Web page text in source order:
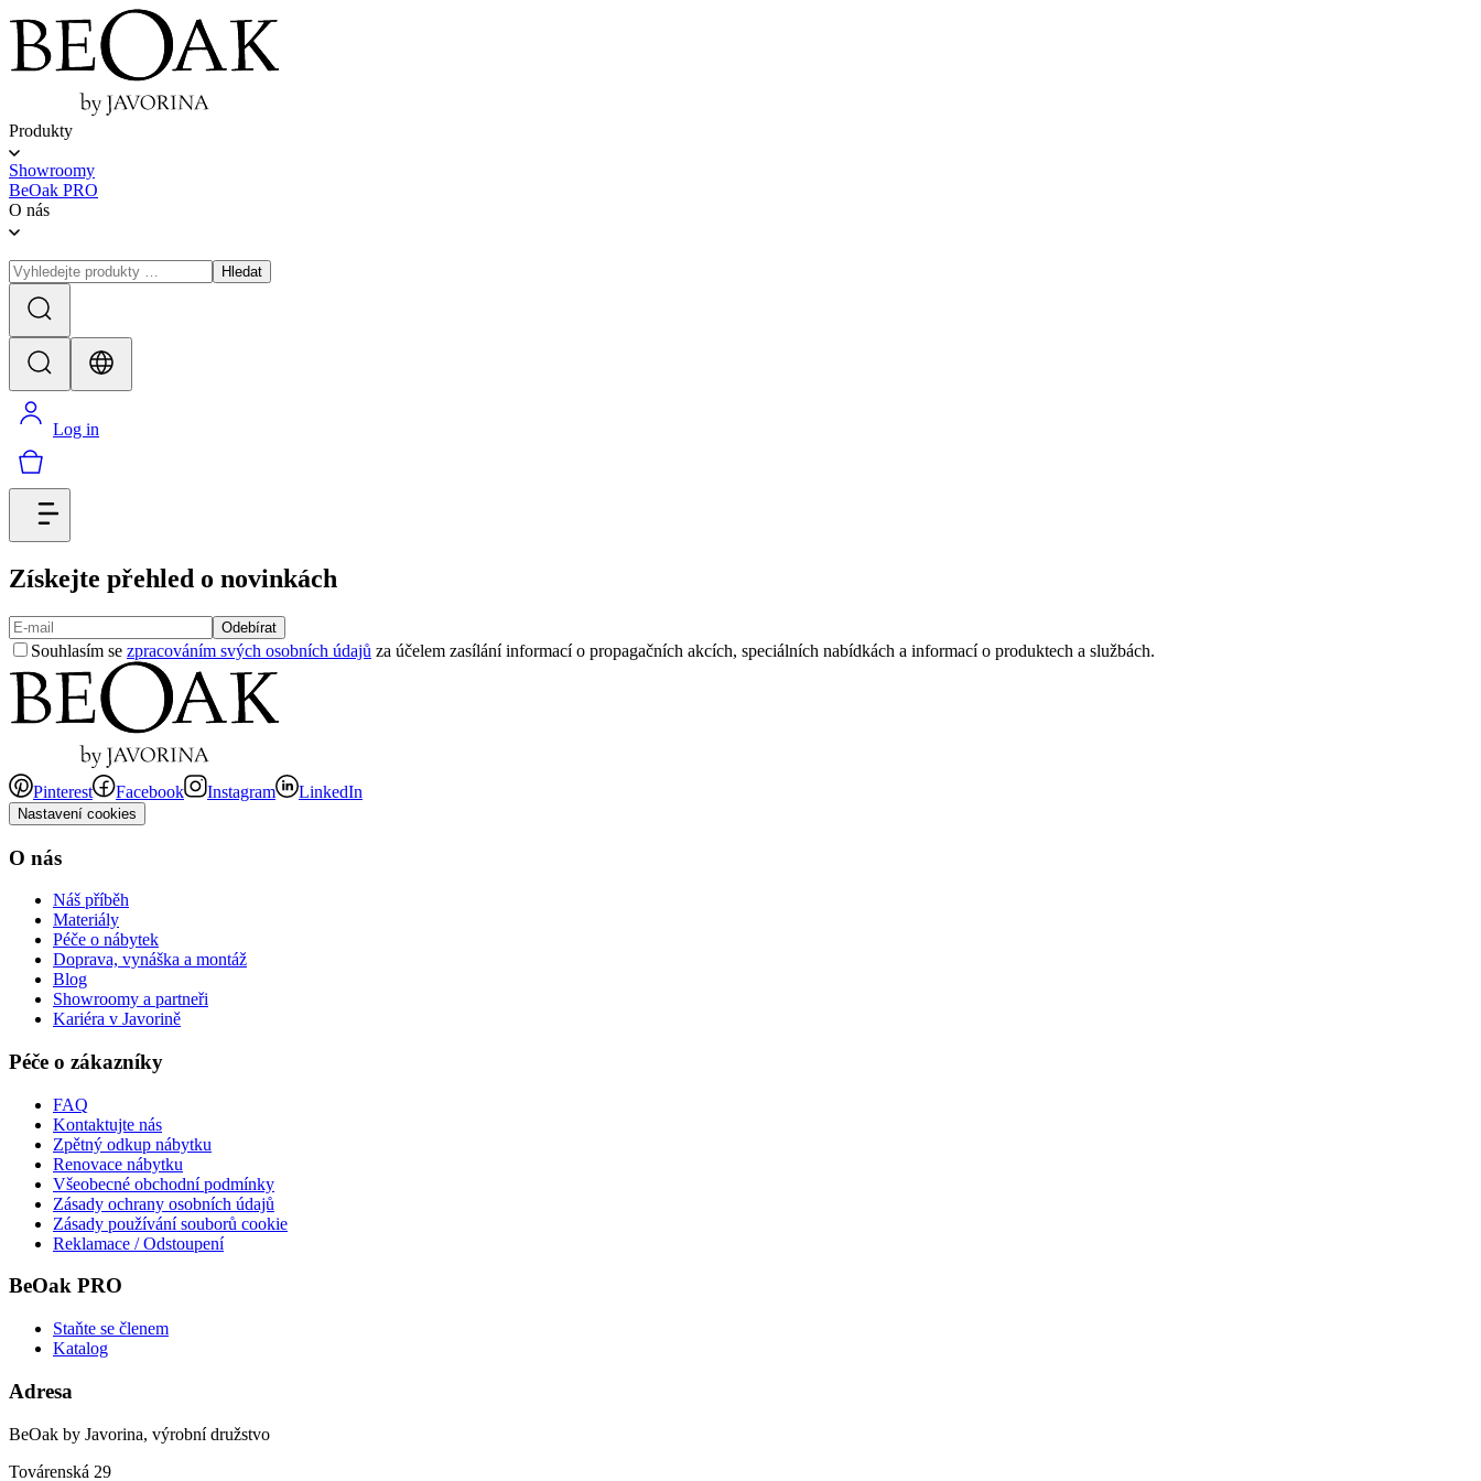
Produkty
Showroomy
BeOak PRO
O nás
Hledat
Log in
Získejte přehled o novinkách
Odebírat
Souhlasím se zpracováním svých osobních údajů za účelem zasílání informací o propagačních akcích, speciálních nabídkách a informací o produktech a službách.
Pinterest Facebook Instagram LinkedIn
Nastavení cookies
O nás
Náš příběh
Materiály
Péče o nábytek
Doprava, vynáška a montáž
Blog
Showroomy a partneři
Kariéra v Javorině
Péče o zákazníky
FAQ
Kontaktujte nás
Zpětný odkup nábytku
Renovace nábytku
Všeobecné obchodní podmínky
Zásady ochrany osobních údajů
Zásady používání souborů cookie
Reklamace / Odstoupení
BeOak PRO
Staňte se členem
Katalog
Adresa
BeOak by Javorina, výrobní družstvo
Továrenská 29